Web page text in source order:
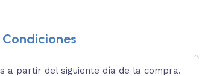
3.
a partir del siguiente día de la compra.